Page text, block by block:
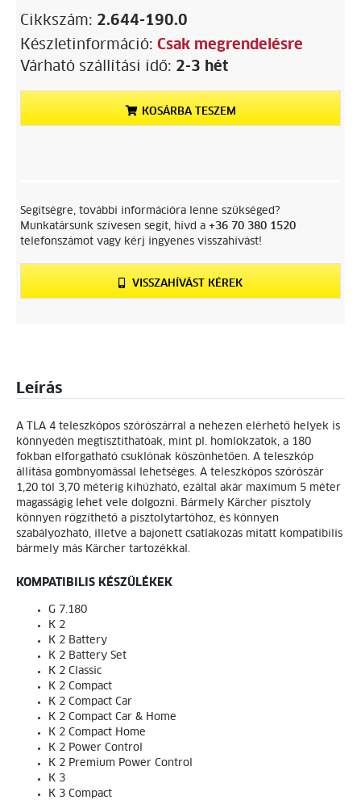
Cikkszám: 2.644-190.0
Készletinformáció: Csak megrendelésre
Várható szállítási idő: 2-3 hét
KOSÁRBA TESZEM
Segítségre, további információra lenne szükséged?
Munkatársunk szívesen segít, hívd a +36 70 380 1520
telefonszámot vagy kérj ingyenes visszahívást!
VISSZAHÍVÁST KÉREK
Leírás
A TLA 4 teleszkópos szórószárral a nehezen elérhető helyek is
könnyedén megtisztíthatóak, mint pl. homlokzatok, a 180
fokban elforgatható csuklónak köszönhetően. A teleszkóp
állítása gombnyomással lehetséges. A teleszkópos szórószár
1,20 tól 3,70 méterig kihúzható, ezáltal akár maximum 5 méter
magasságig lehet vele dolgozni. Bármely Kärcher pisztoly
könnyen rögzíthető a pisztolytartóhoz, és könnyen
szabályozható, illetve a bajonett csatlakozás mitatt kompatibilis
bármely más Kärcher tartozékkal.
KOMPATIBILIS KÉSZÜLÉKEK
G 7.180
K 2
K 2 Battery
K 2 Battery Set
K 2 Classic
K 2 Compact
K 2 Compact Car
K 2 Compact Car & Home
K 2 Compact Home
K 2 Power Control
K 2 Premium Power Control
K 3
K 3 Compact